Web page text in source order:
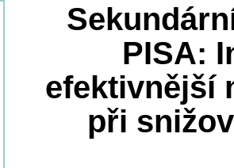
PISA:
efektivnější
při